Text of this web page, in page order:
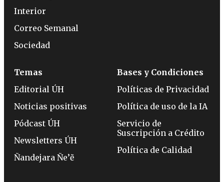
Interior
Correo Semanal
Sociedad
Temas
Editorial ÚH
Noticias positivas
Pódcast ÚH
Newsletters ÚH
Ñandejara Ñe’ẽ
Bases y Condiciones
Políticas de Privacidad
Política de uso de la IA
Servicio de
Suscripción a Crédito
Política de Calidad